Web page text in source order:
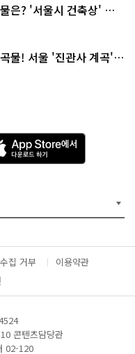
은? '서울시 건축상' 수
물! 서울 '진관사 계곡'이
A
p
p
e
서
다
운
집 거부
이용약관
콘텐츠담당관
02-120